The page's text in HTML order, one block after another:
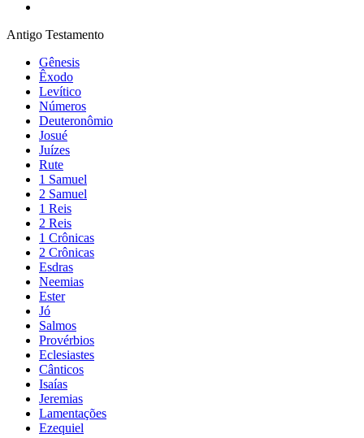
Antigo Testamento
Gênesis
Êxodo
Levítico
Números
Deuteronômio
Josué
Juízes
Rute
1 Samuel
2 Samuel
1 Reis
2 Reis
1 Crônicas
2 Crônicas
Esdras
Neemias
Ester
Jó
Salmos
Provérbios
Eclesiastes
Cânticos
Isaías
Jeremias
Lamentações
Ezequiel